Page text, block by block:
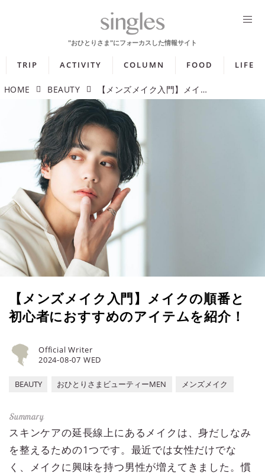
TRIP ACTIVITY COLUMN FOOD LIFE
HOME BEAUTY 【メンズメイク入門】メイクの順番と初心者におすすめのアイテムを紹介！
【メンズメイク入門】メイクの順番と
初心者におすすめのアイテムを紹介！
2024-08-07 WED
Official Writer
BEAUTY おひとりさまビューティーMEN メンズメイク
スキンケアの延長線上にあるメイクは、身だしなみ
を整えるための1つです。最近では女性だけでな
く、メイクに興味を持つ男性が増えてきました。慣